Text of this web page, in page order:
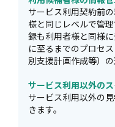
サービス利用契約前
様と同じレベルで管
録も利用者様と同様
に至るまでのプロセ
別支援計画作成等）
サービス利用以外の
サービス利用以外の
きます。